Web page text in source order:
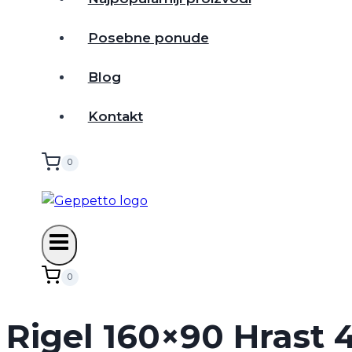
Posebne ponude
Blog
Kontakt
0
0
Rigel 160×90 Hrast